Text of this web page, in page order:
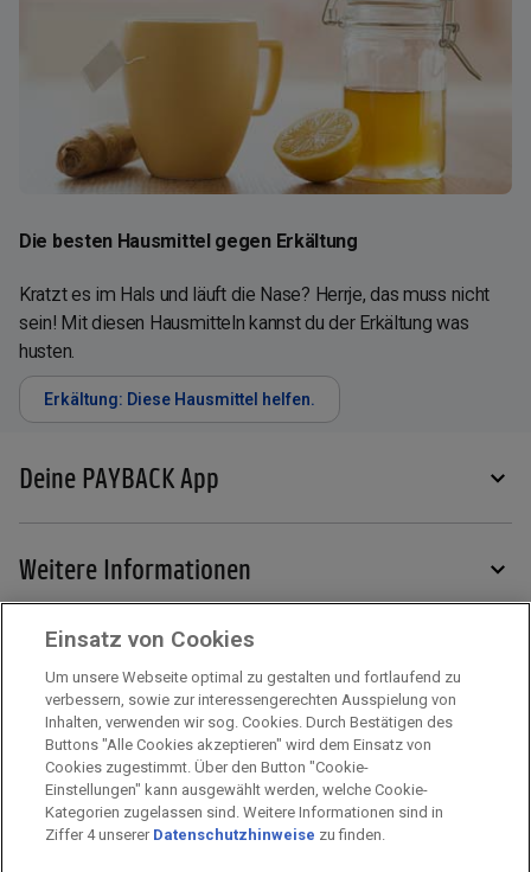
Die besten Hausmittel gegen Erkältung
Kratzt es im Hals und läuft die Nase? Herrje, das muss nicht
sein! Mit diesen Hausmitteln kannst du der Erkältung was
husten.
Erkältung: Diese Hausmittel helfen.
Deine PAYBACK App
Weitere Informationen
Mehr zu PAYBACK
Impressum
Einsatz von Cookies
Um unsere Webseite optimal zu gestalten und fortlaufend zu
verbessern, sowie zur interessengerechten Ausspielung von
Inhalten, verwenden wir sog. Cookies. Durch Bestätigen des
Buttons "Alle Cookies akzeptieren" wird dem Einsatz von
Cookies zugestimmt. Über den Button "Cookie-
Einstellungen" kann ausgewählt werden, welche Cookie-
Kategorien zugelassen sind. Weitere Informationen sind in
Ziffer 4 unserer Datenschutzhinweise zu finden.